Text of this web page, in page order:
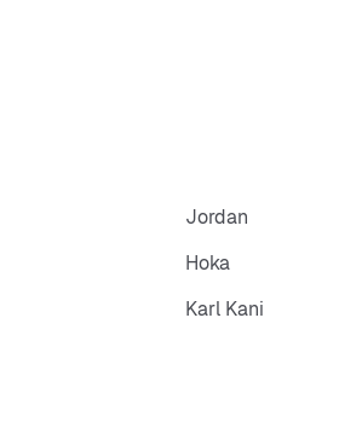
Jordan
Hoka
Karl Kani